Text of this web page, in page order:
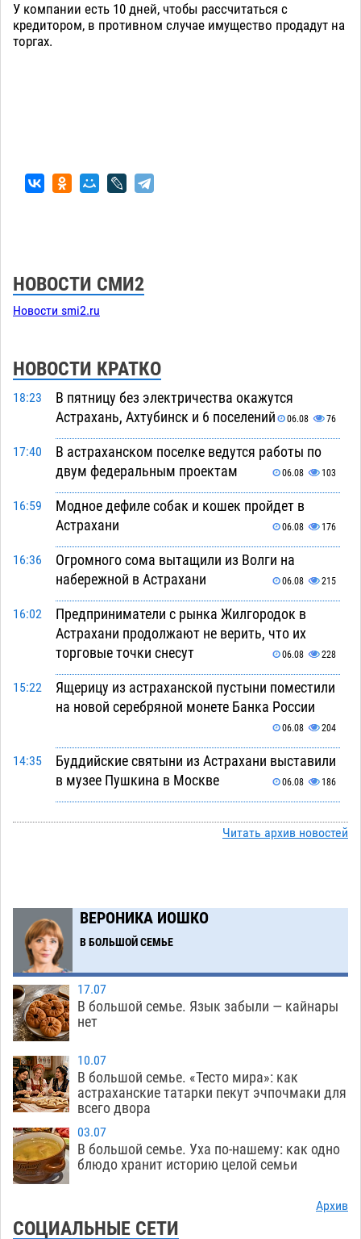
У компании есть 10 дней, чтобы рассчитаться с
кредитором, в противном случае имущество продадут на
торгах.
НОВОСТИ СМИ2
Новости smi2.ru
НОВОСТИ КРАТКО
18:23
В пятницу без электричества окажутся
Астрахань, Ахтубинск и 6 поселений
06.08 76
17:40
В астраханском поселке ведутся работы по
двум федеральным проектам
06.08 103
16:59
Модное дефиле собак и кошек пройдет в
Астрахани
06.08 176
16:36
Огромного сома вытащили из Волги на
набережной в Астрахани
06.08 215
16:02
Предприниматели с рынка Жилгородок в
Астрахани продолжают не верить, что их
торговые точки снесут
06.08 228
15:22
Ящерицу из астраханской пустыни поместили
на новой серебряной монете Банка России
06.08 204
14:35
Буддийские святыни из Астрахани выставили
в музее Пушкина в Москве
06.08 186
зеленые зоны на автоматический полив
Астрахани
06.08 499
12:49
Астраханские гандболисты с крупной победы
стартовали на Всероссийской Спартакиаде
12:16
В астраханском селе невестка изрешетила
машину свекрови
11:45
Астраханские приставы выдворили 12
нелегалов прямым рейсом из Шереметьево
11:08 Как астраханцы назвали своих детей в июле
06.08
условные 1,5 года за найденные 200 г
Читать архив новостей
ВЕРОНИКА ИОШКО
В БОЛЬШОЙ СЕМЬЕ
17.07
В большой семье. Язык забыли — кайнары
нет
10.07
В большой семье. «Тесто мира»: как
астраханские татарки пекут эчпочмаки для
всего двора
03.07
В большой семье. Уха по-нашему: как одно
блюдо хранит историю целой семьи
Архив
СОЦИАЛЬНЫЕ СЕТИ